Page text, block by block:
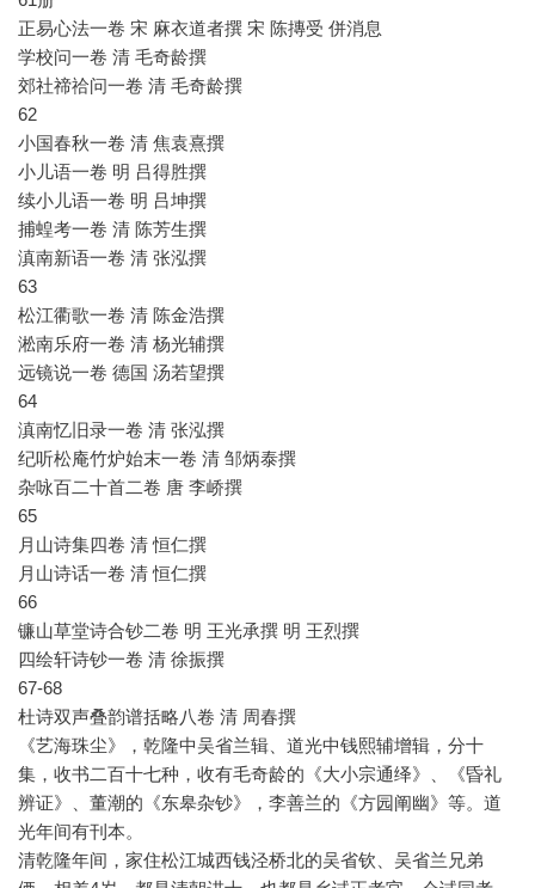
正易心法一卷 宋 麻衣道者撰 宋 陈摶受 併消息
学校问一卷 清 毛奇龄撰
郊社禘祫问一卷 清 毛奇龄撰
62
小国春秋一卷 清 焦袁熹撰
小儿语一卷 明 吕得胜撰
续小儿语一卷 明 吕坤撰
捕蝗考一卷 清 陈芳生撰
滇南新语一卷 清 张泓撰
63
松江衢歌一卷 清 陈金浩撰
淞南乐府一卷 清 杨光辅撰
远镜说一卷 德国 汤若望撰
64
滇南忆旧录一卷 清 张泓撰
纪听松庵竹炉始末一卷 清 邹炳泰撰
杂咏百二十首二卷 唐 李峤撰
65
月山诗集四卷 清 恒仁撰
月山诗话一卷 清 恒仁撰
66
镰山草堂诗合钞二卷 明 王光承撰 明 王烈撰
四绘轩诗钞一卷 清 徐振撰
67-68
杜诗双声叠韵谱括略八卷 清 周春撰
《艺海珠尘》，乾隆中吴省兰辑、道光中钱熙辅增辑，分十
集，收书二百十七种，收有毛奇龄的《大小宗通绎》、《昏礼
辨证》、董潮的《东皋杂钞》，李善兰的《方园阐幽》等。道
光年间有刊本。
清乾隆年间，家住松江城西钱泾桥北的吴省钦、吴省兰兄弟